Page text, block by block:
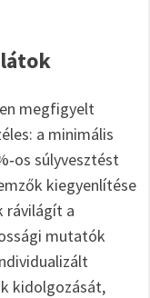
megfigyelt
a minimális
súlyvesztést
kiegyenlítése
rávilágít a
mutatók
kidolgozását,